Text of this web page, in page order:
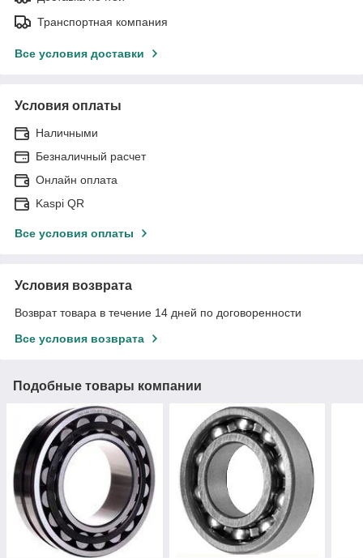
Транспортная компания
Все условия доставки
Условия оплаты
Наличными
Безналичный расчет
Онлайн оплата
Kaspi QR
Все условия оплаты
Условия возврата
Возврат товара в течение 14 дней по договоренности
Все условия возврата
Подобные товары компании